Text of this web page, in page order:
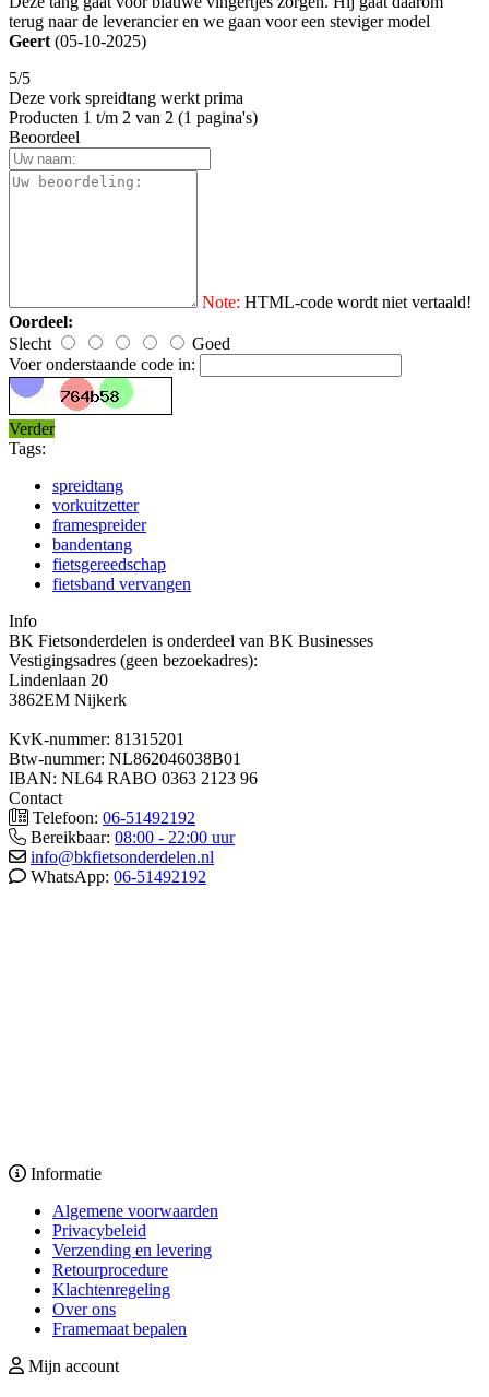
terug naar de leverancier en we gaan voor een steviger model
Geert (05-10-2025)
5/5
Deze vork spreidtang werkt prima
Producten 1 t/m 2 van 2 (1 pagina's)
Beoordeel
Note: HTML-code wordt niet vertaald!
Oordeel:
Slecht
Goed
Voer onderstaande code in:
Verder
Tags:
spreidtang
vorkuitzetter
framespreider
bandentang
fietsgereedschap
fietsband vervangen
Info
BK Fietsonderdelen is onderdeel van BK Businesses
Vestigingsadres (geen bezoekadres):
Lindenlaan 20
3862EM Nijkerk
KvK-nummer: 81315201
Btw-nummer: NL862046038B01
IBAN: NL64 RABO 0363 2123 96
Contact
Telefoon: 06-51492192
Bereikbaar: 08:00 - 22:00 uur
info@bkfietsonderdelen.nl
WhatsApp: 06-51492192
Informatie
Algemene voorwaarden
Privacybeleid
Verzending en levering
Retourprocedure
Klachtenregeling
Over ons
Framemaat bepalen
Mijn account